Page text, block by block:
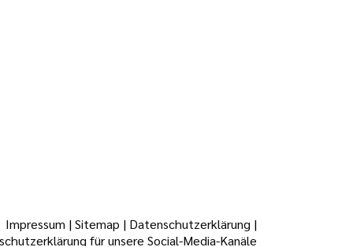
Impressum |Sitemap | Datenschutzerklärung |
für unsere Social-Media-Kanäle